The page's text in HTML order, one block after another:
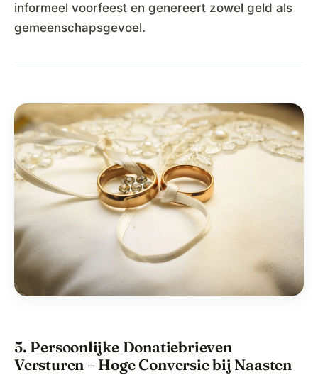
informeel voorfeest en genereert zowel geld als
gemeenschapsgevoel.
5. Persoonlijke Donatiebrieven
Versturen – Hoge Conversie bij Naasten